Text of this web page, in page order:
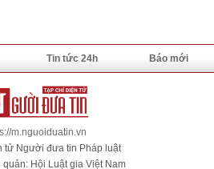
Tin tức 24h Báo mới
m.nguoiduatin.vn
tử Người đưa tin Pháp luật
Hội Luật gia Việt Nam